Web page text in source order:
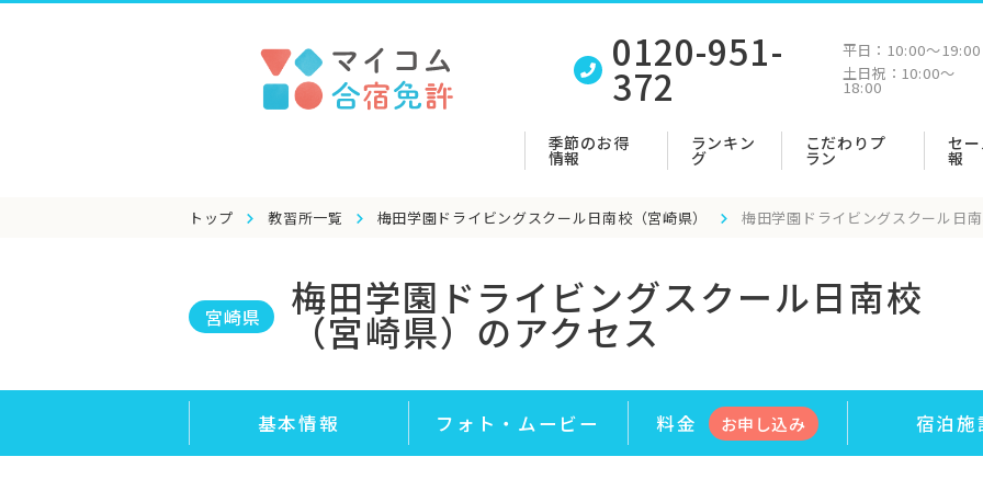
0120-951-
372
平日： 10:00〜19:00
土日祝： 10:00〜
18:00
季節のお得
情報
ランキン
グ
こだわりプ
ラン
セ
報
トップ 教習所一覧 梅田学園ドライビングスクール日南校（宮崎県） 梅田学園ドライビングスクール日
宮崎県 梅田学園ドライビングスクール日南校
（宮崎県）のアクセス
基本情報 フォト・ ムービー 料金 お申 し込み 宿泊施